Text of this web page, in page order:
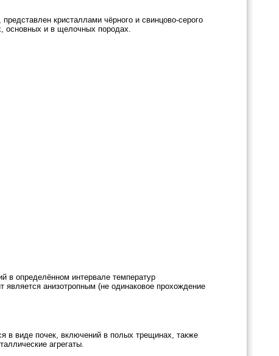
кристаллами чёрного и свинцово-серого
основных и в щелочных породах.
в определённом интервале температур
является анизотропным (не одинаковое прохождение
в виде почек, включений в полых трещинах, также
агрегаты.